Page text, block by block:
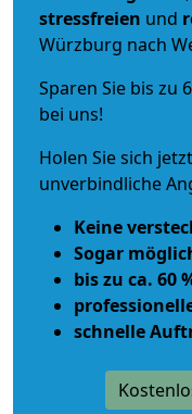
stressfreien und
Würzburg nach
Sparen Sie bis zu
bei uns!
Holen Sie sich
unverbindliche
Keine
Sogar
bis zu ca. 60
schnelle